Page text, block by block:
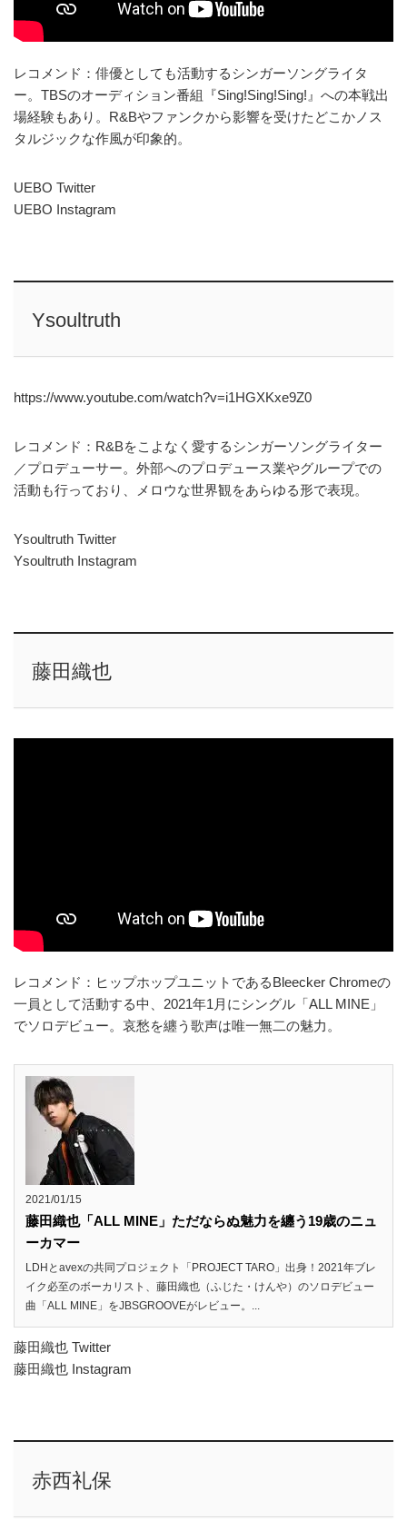
レコメンド：俳優としても活動するシンガーソングライタ
ー。TBSのオーディション番組『Sing!Sing!Sing!』への本戦出
場経験もあり。R&Bやファンクから影響を受けたどこかノス
タルジックな作風が印象的。
UEBO Twitter
UEBO Instagram
Ysoultruth
https://www.youtube.com/watch?v=i1HGXKxe9Z0
レコメンド：R&Bをこよなく愛するシンガーソングライター
／プロデューサー。外部へのプロデュース業やグループでの
活動も行っており、メロウな世界観をあらゆる形で表現。
Ysoultruth Twitter
Ysoultruth Instagram
藤田織也
レコメンド：ヒップホップユニットであるBleecker Chromeの
一員として活動する中、2021年1月にシングル「ALL MINE」
でソロデビュー。哀愁を纏う歌声は唯一無二の魅力。
2021/01/15
藤田織也「ALL MINE」ただならぬ魅力を纏う19歳のニュ
ーカマー
LDHとavexの共同プロジェクト「PROJECT TARO」出身！2021年ブレ
イク必至のボーカリスト、藤田織也（ふじた・けんや）のソロデビュー
曲「ALL MINE」をJBSGROOVEがレビュー。...
藤田織也 Twitter
藤田織也 Instagram
赤西礼保